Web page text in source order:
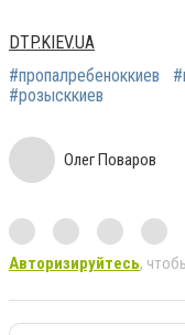
DTP.KIEV.UA
#пропалребеноккиев
#розысккиев
Олег Поваров
Авторизируйтесь,